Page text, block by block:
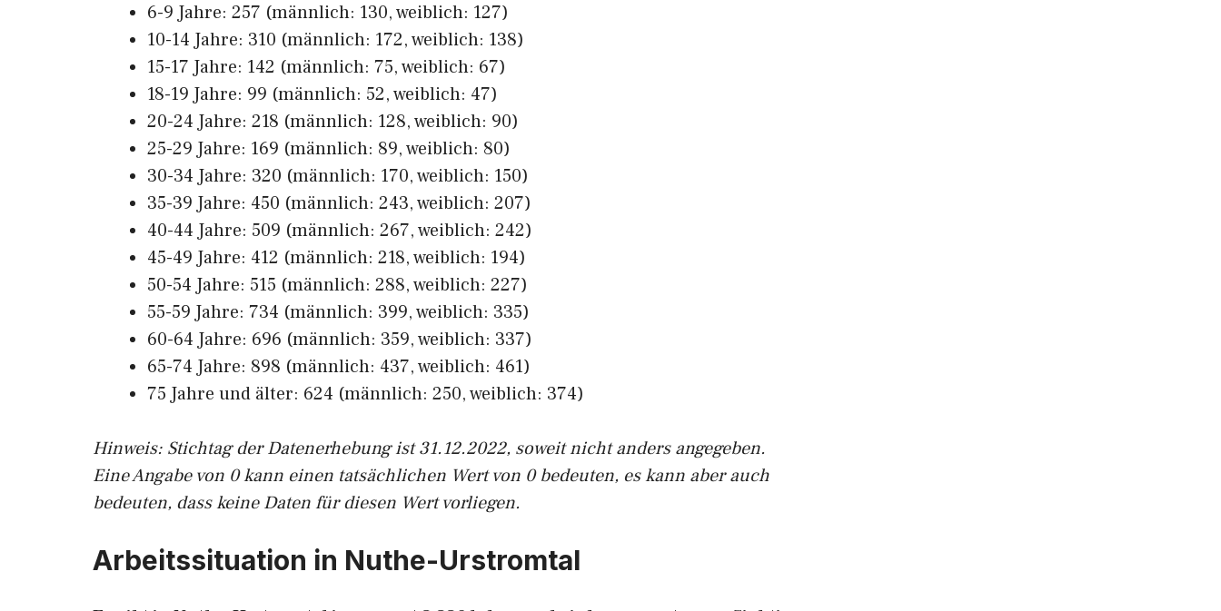
6-9 Jahre: 257 (männlich: 130, weiblich: 127)
10-14 Jahre: 310 (männlich: 172, weiblich: 138)
15-17 Jahre: 142 (männlich: 75, weiblich: 67)
18-19 Jahre: 99 (männlich: 52, weiblich: 47)
20-24 Jahre: 218 (männlich: 128, weiblich: 90)
25-29 Jahre: 169 (männlich: 89, weiblich: 80)
30-34 Jahre: 320 (männlich: 170, weiblich: 150)
35-39 Jahre: 450 (männlich: 243, weiblich: 207)
40-44 Jahre: 509 (männlich: 267, weiblich: 242)
45-49 Jahre: 412 (männlich: 218, weiblich: 194)
50-54 Jahre: 515 (männlich: 288, weiblich: 227)
55-59 Jahre: 734 (männlich: 399, weiblich: 335)
60-64 Jahre: 696 (männlich: 359, weiblich: 337)
65-74 Jahre: 898 (männlich: 437, weiblich: 461)
75 Jahre und älter: 624 (männlich: 250, weiblich: 374)
Hinweis: Stichtag der Datenerhebung ist 31.12.2022, soweit nicht anders angegeben.
Eine Angabe von 0 kann einen tatsächlichen Wert von 0 bedeuten, es kann aber auch
bedeuten, dass keine Daten für diesen Wert vorliegen.
Arbeitssituation in Nuthe-Urstromtal